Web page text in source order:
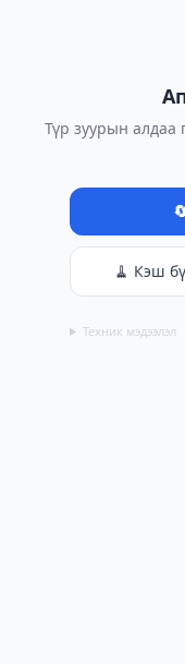
Түр зуурын алдаа
🧹 Кэш
Техник мэдээлэл